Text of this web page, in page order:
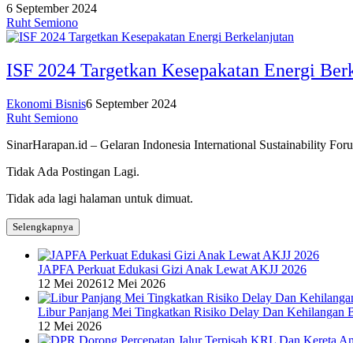
6 September 2024
Ruht Semiono
ISF 2024 Targetkan Kesepakatan Energi
Ekonomi Bisnis6 September 2024
Ruht Semiono
SinarHarapan.id – Gelaran Indonesia International Sustainability
Tidak Ada Postingan Lagi.
Tidak ada lagi halaman untuk dimuat.
Selengkapnya
JAPFA Perkuat Edukasi Gizi Anak Lewat AKJJ 2026
12 Mei 202612 Mei 2026
Libur Panjang Mei Tingkatkan Risiko Delay Dan Kehilangan
12 Mei 2026